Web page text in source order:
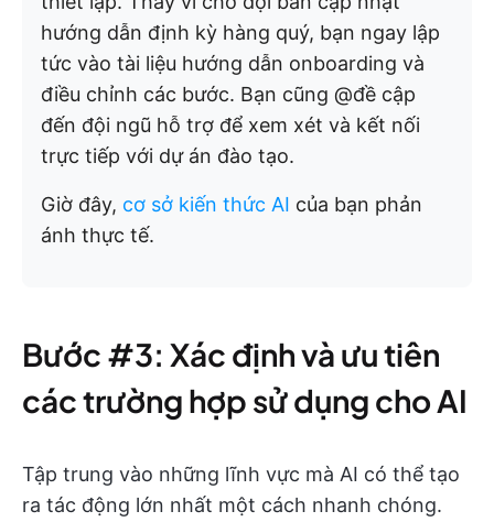
hướng dẫn định kỳ hàng quý, bạn ngay lập
tức vào tài liệu hướng dẫn onboarding và
điều chỉnh các bước. Bạn cũng @đề cập
đến đội ngũ hỗ trợ để xem xét và kết nối
trực tiếp với dự án đào tạo.
Giờ đây, cơ sở kiến thức AI của bạn phản
ánh thực tế.
Bước #3: Xác định và ưu tiên
các trường hợp sử dụng cho AI
Tập trung vào những lĩnh vực mà AI có thể tạo
ra tác động lớn nhất một cách nhanh chóng.